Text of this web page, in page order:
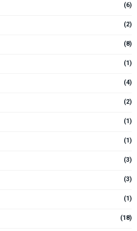
(6)
(2)
(8)
(1)
(4)
(2)
(1)
(1)
(3)
(3)
(1)
(18)